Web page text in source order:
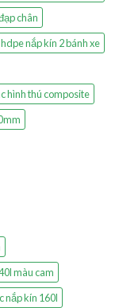
chân
nắp kín 2 bánh xe
hình thú composite
màu cam
nắp kín 160l